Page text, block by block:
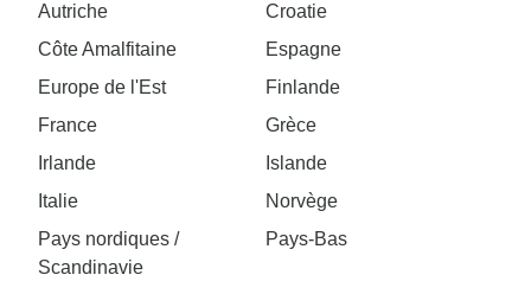
Autriche
Croatie
Côte Amalfitaine
Espagne
Europe de l'Est
Finlande
France
Grèce
Irlande
Islande
Italie
Norvège
Pays nordiques /
Scandinavie
Pays-Bas